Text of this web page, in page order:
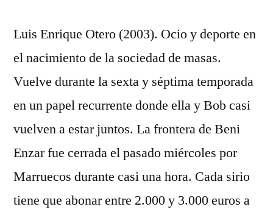
Luis Enrique Otero (2003). Ocio y deporte en
el nacimiento de la sociedad de masas.
Vuelve durante la sexta y séptima temporada
en un papel recurrente donde ella y Bob casi
vuelven a estar juntos. La frontera de Beni
Enzar fue cerrada el pasado miércoles por
Marruecos durante casi una hora. Cada sirio
tiene que abonar entre 2.000 y 3.000 euros a